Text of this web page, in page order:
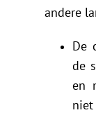
andere
De
de
en